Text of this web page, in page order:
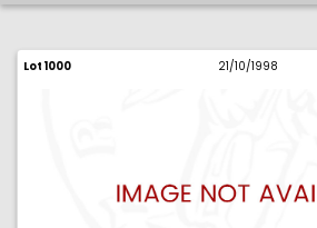
Lot 1000 21/10/1998